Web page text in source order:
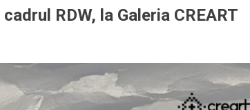
RDW, la Galeria CREART